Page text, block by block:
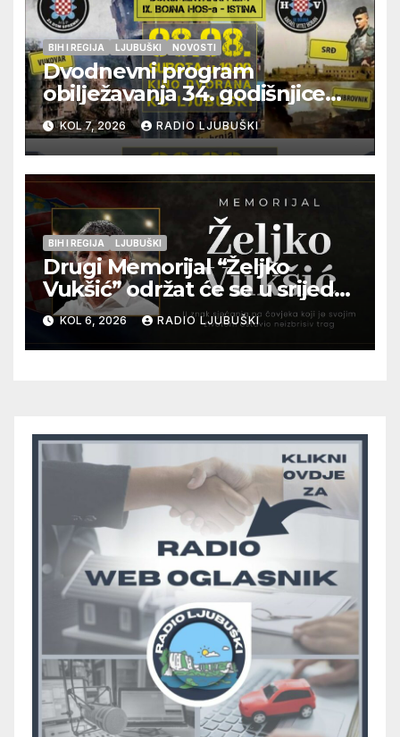
BIH I REGIJA LJUBUŠKI NOVOSTI
Dvodnevni program
obilježavanja 34. godišnjice
pogibije generala Blaža
Kraljevića i osmorice
pripadnika HOS-a
KOL 7, 2026 RADIO LJUBUŠKI
BIH I REGIJA LJUBUŠKI
Drugi Memorijal “Željko
Vukšić” održat će se u srijedu
12. kolovoza u Otoku
KOL 6, 2026 RADIO LJUBUŠKI